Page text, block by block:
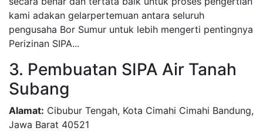
kami adakan gelarpertemuan antara seluruh
pengusaha Bor Sumur untuk lebih mengerti pentingnya
Perizinan SIPA...
3. Pembuatan SIPA Air Tanah
Subang
Alamat: Cibubur Tengah, Kota Cimahi Cimahi Bandung,
Jawa Barat 40521